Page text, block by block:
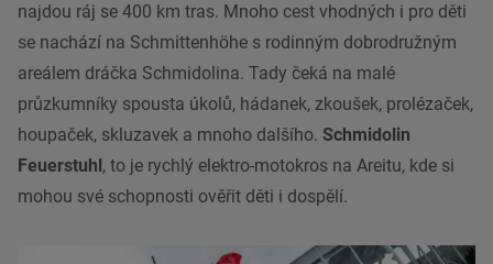
najdou ráj se 400 km tras. Mnoho cest vhodných i pro děti
se nachází na Schmittenhöhe s rodinným dobrodružným
areálem dráčka Schmidolina. Tady čeká na malé
průzkumníky spousta úkolů, hádanek, zkoušek, prolézaček,
houpaček, skluzavek a mnoho dalšího. Schmidolin
Feuerstuhl , to je rychlý elektro-motokros na Areitu, kde si
mohou své schopnosti ověřit děti i dospělí.